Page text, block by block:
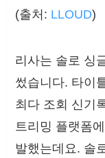
(출처: LLOUD)
리사는 솔로 싱
썼습니다. 타이
최다 조회 신기
트리밍 플랫폼
발했는데요. 솔